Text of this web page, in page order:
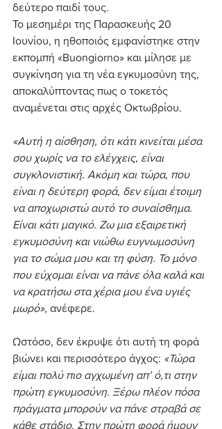
δεύτερο παιδί τους.
Το μεσημέρι της Παρασκευής 20
Ιουνίου, η ηθοποιός εμφανίστηκε στην
εκπομπή «Buongiorno» και μίλησε με
συγκίνηση για τη νέα εγκυμοσύνη της,
αποκαλύπτοντας πως ο τοκετός
αναμένεται στις αρχές Οκτωβρίου.
«Αυτή η αίσθηση, ότι κάτι κινείται μέσα
σου χωρίς να το ελέγχεις, είναι
συγκλονιστική. Ακόμη και τώρα, που
είναι η δεύτερη φορά, δεν είμαι έτοιμη
να αποχωριστώ αυτό το συναίσθημα.
Είναι κάτι μαγικό. Ζω μια εξαιρετική
εγκυμοσύνη και νιώθω ευγνωμοσύνη
για το σώμα μου και τη φύση. Το μόνο
που εύχομαι είναι να πάνε όλα καλά και
να κρατήσω στα χέρια μου ένα υγιές
μωρό», ανέφερε.
Ωστόσο, δεν έκρυψε ότι αυτή τη φορά
βιώνει και περισσότερο άγχος: «Τώρα
είμαι πολύ πιο αγχωμένη απ’ ό,τι στην
πρώτη εγκυμοσύνη. Ξέρω πλέον πόσα
πράγματα μπορούν να πάνε στραβά σε
κάθε στάδιο. Στην πρώτη φορά ήμουν